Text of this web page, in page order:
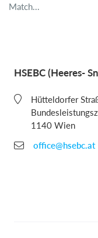
Match...
HSEBC (Heeres-
Hütteldorfer
1140 Wien
office@hsebc.at